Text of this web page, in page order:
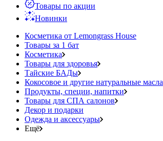
Товары по акции
Новинки
Косметика от Lemongrass House
Товары за 1 бат
Косметика
Товары для здоровья
Тайские БАДы
Кокосовое и другие натуральные масла
Продукты, специи, напитки
Товары для СПА салонов
Декор и подарки
Одежда и аксессуары
Ещё